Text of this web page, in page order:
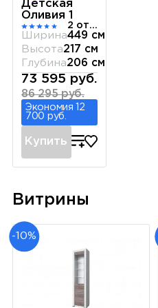
Детская
Оливия 1
2 отзыва
Ширина449 см
Высота217 см
Глубина206 см
73 595 руб.
86 295 руб.
Экономия 12
700 руб.
Купить
Витрины
-10%